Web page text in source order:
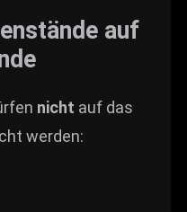
auf
nicht auf das
werden: